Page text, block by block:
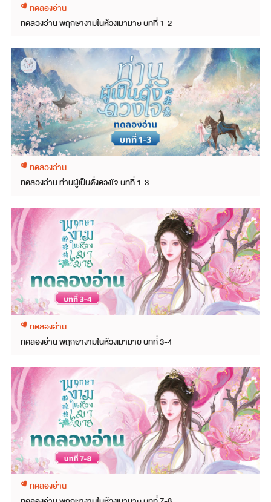
ทดลองอ่าน
ทดลองอ่าน พฤกษางามในห้วงเมามาย บทที่ 1-2
ทดลองอ่าน
ทดลองอ่าน ท่านผู้เป็นดั่งดวงใจ บทที่ 1-3
ทดลองอ่าน
ทดลองอ่าน พฤกษางามในห้วงเมามาย บทที่ 3-4
ทดลองอ่าน